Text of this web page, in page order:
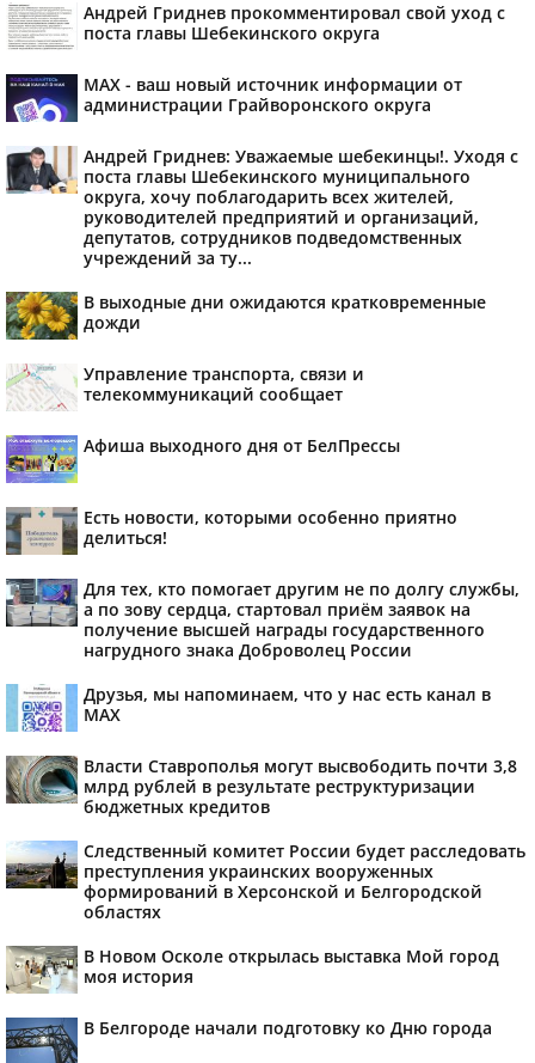
Андрей Гриднев прокомментировал свой уход с
поста главы Шебекинского округа
MAX - ваш новый источник информации от
администрации Грайворонского округа
Андрей Гриднев: Уважаемые шебекинцы!. Уходя с
поста главы Шебекинского муниципального
округа, хочу поблагодарить всех жителей,
руководителей предприятий и организаций,
депутатов, сотрудников подведомственных
учреждений за ту...
В выходные дни ожидаются кратковременные
дожди
Управление транспорта, связи и
телекоммуникаций сообщает
Афиша выходного дня от БелПрессы
Есть новости, которыми особенно приятно
делиться!
Для тех, кто помогает другим не по долгу службы,
а по зову сердца, стартовал приём заявок на
получение высшей награды государственного
нагрудного знака Доброволец России
Друзья, мы напоминаем, что у нас есть канал в
МАХ
Власти Ставрополья могут высвободить почти 3,8
млрд рублей в результате реструктуризации
бюджетных кредитов
Следственный комитет России будет расследовать
преступления украинских вооруженных
формирований в Херсонской и Белгородской
областях
В Новом Осколе открылась выставка Мой город
моя история
В Белгороде начали подготовку ко Дню города